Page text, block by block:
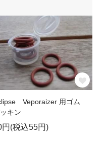
Veporaizer 用ゴム
キン
円(税込55円)